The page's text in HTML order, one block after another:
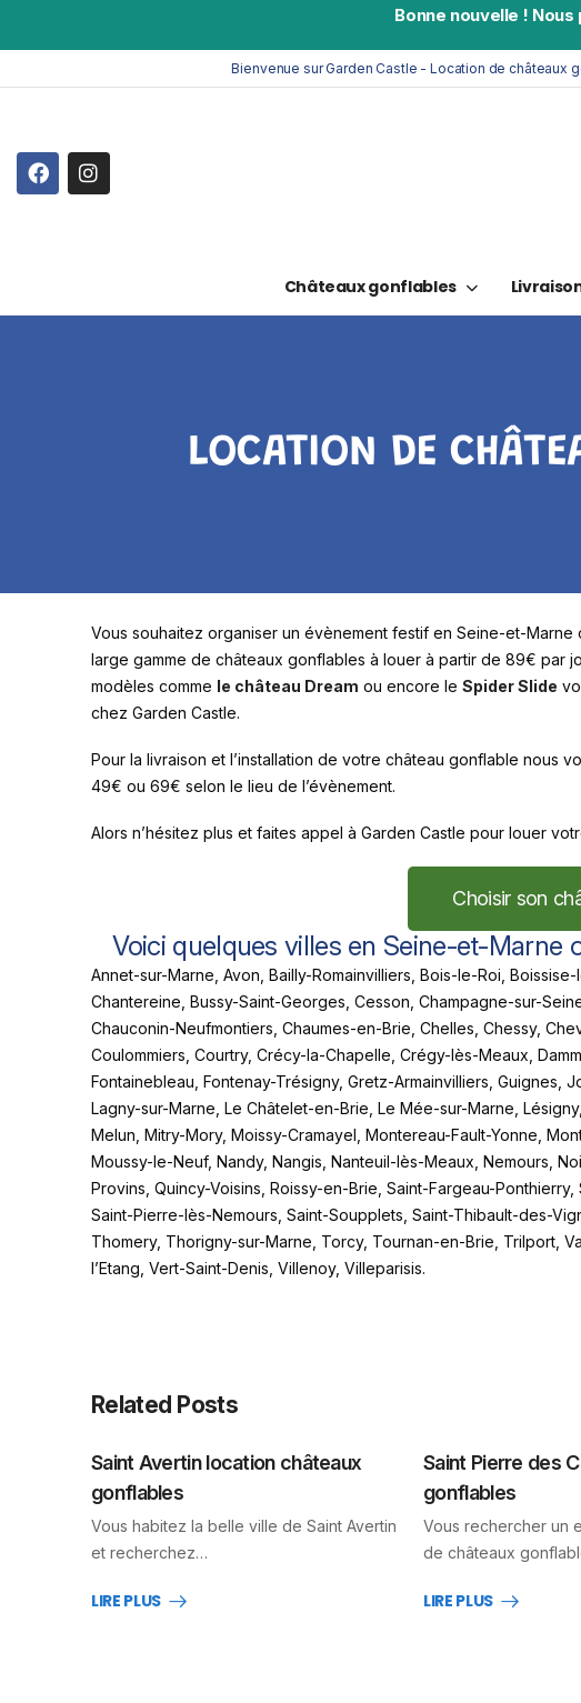
Bonne nouvelle ! Nous
Bienvenue sur Garden Castle - Location de châteaux
Châteaux gonflables
LOCATION DE
Vous souhaitez organiser un évènement festif en Seine-et-Marne
large gamme de châteaux gonflables à louer à partir de 89€ par
modèles comme le château Dream ou encore le Spider Slide
chez Garden Castle.
Pour la livraison et l’installation de votre château gonflable nous
49€ ou 69€ selon le lieu de l’évènement.
Alors n’hésitez plus et faites appel à Garden Castle pour louer
Choisir son
Voici quelques villes en Seine-et-
Annet-sur-Marne, Avon, Bailly-Romainvilliers, Bois-le-Roi,
Chantereine, Bussy-Saint-Georges, Cesson, Champagne-sur-
Chauconin-Neufmontiers, Chaumes-en-Brie, Chelles, Chessy,
Coulommiers, Courtry, Crécy-la-Chapelle, Crégy-lès-Meaux,
Fontainebleau, Fontenay-Trésigny, Gretz-Armainvilliers, Guignes,
Lagny-sur-Marne, Le Châtelet-en-Brie, Le Mée-sur-Marne,
Melun, Mitry-Mory, Moissy-Cramayel, Montereau-Fault-Yonne,
Moussy-le-Neuf, Nandy, Nangis, Nanteuil-lès-Meaux, Nemours,
Provins, Quincy-Voisins, Roissy-en-Brie, Saint-Fargeau-
Saint-Pierre-lès-Nemours, Saint-Soupplets, Saint-Thibault-des-
Thomery, Thorigny-sur-Marne, Torcy, Tournan-en-Brie, Trilport,
l’Etang, Vert-Saint-Denis, Villenoy, Villeparisis.
Related Posts
Saint Avertin location châteaux
gonflables
Vous habitez la belle ville de Saint Avertin
et recherchez…
LIRE PLUS
Saint Pierre des
gonflables
Vous rechercher un
de châteaux
LIRE PLUS